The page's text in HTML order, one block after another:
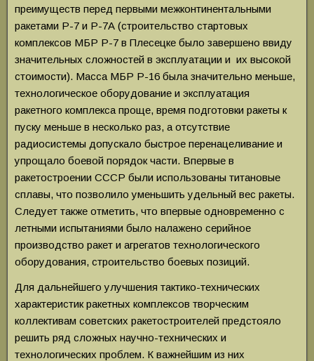
преимуществ перед первыми межконтинентальными
ракетами Р-7 и Р-7А (строительство стартовых
комплексов МБР Р-7 в Плесецке было завершено ввиду
значительных сложностей в эксплуатации и их высокой
стоимости). Масса МБР Р-16 была значительно меньше,
технологическое оборудование и эксплуатация
ракетного комплекса проще, время подготовки ракеты к
пуску меньше в несколько раз, а отсутствие
радиосистемы допускало быстрое перенацеливание и
упрощало боевой порядок части. Впервые в
ракетостроении СССР были использованы титановые
сплавы, что позволило уменьшить удельный вес ракеты.
Следует также отметить, что впервые одновременно с
летными испытаниями было налажено серийное
производство ракет и агрегатов технологического
оборудования, строительство боевых позиций.
Для дальнейшего улучшения тактико-технических
характеристик ракетных комплексов творческим
коллективам советских ракетостроителей предстояло
решить ряд сложных научно-технических и
технологических проблем. К важнейшим из них